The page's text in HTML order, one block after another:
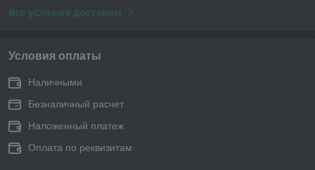
Все условия доставки
Условия оплаты
Наличными
Безналичный расчет
Наложенный платеж
Оплата по реквизитам